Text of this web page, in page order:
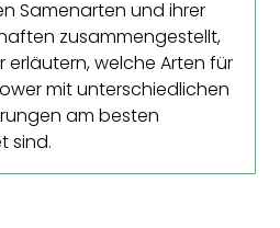
Samenarten und ihrer
zusammengestellt,
erläutern, welche Arten für
mit unterschiedlichen
am besten
sind.